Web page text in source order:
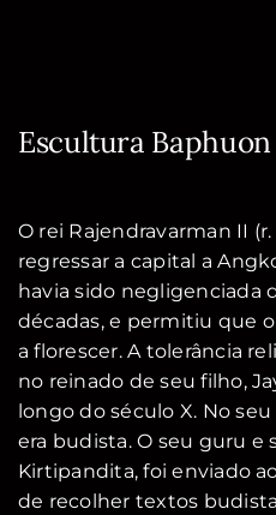
Escultura Baphuon
O rei Rajendravarman II
regressar a capital a
havia sido negligenciada
décadas, e permitiu que
a florescer. A tolerância
no reinado de seu filho,
longo do século X. No
era budista. O seu guru e
Kirtipandita, foi enviado
de recolher textos